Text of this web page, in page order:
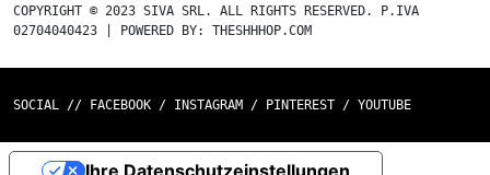
COPYRIGHT © 2023 SIVA SRL. ALL RIGHTS RESERVED. P.IVA
02704040423 | POWERED BY: THESHHHOP.COM
SOCIAL // FACEBOOK / INSTAGRAM / PINTEREST / YOUTUBE
Ihre Datenschutzeinstellungen